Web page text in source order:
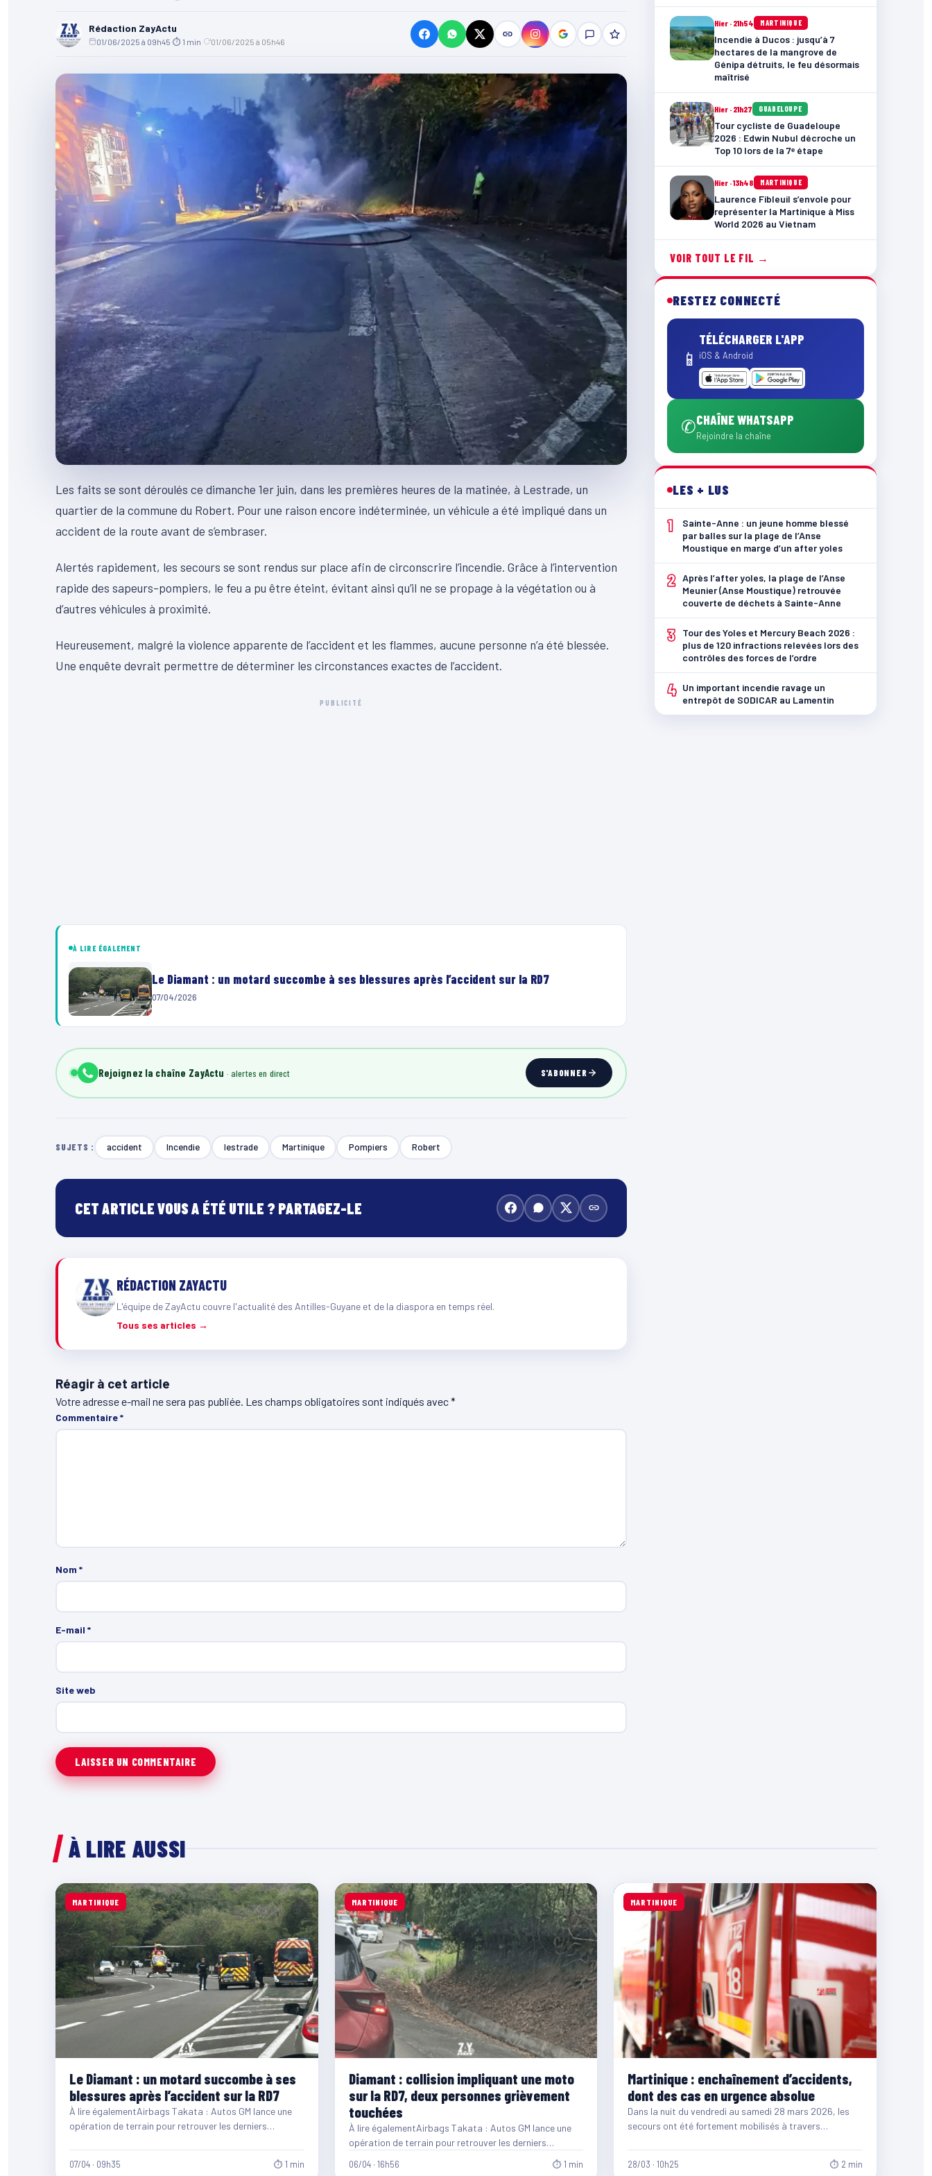
Rédaction ZayActu
01/06/2025 à 09h45 ⏱ 1 min 01/06/2025 à 05h46
Les faits se sont déroulés ce dimanche 1er juin, dans les premières heures de la matinée, à Lestrade, un
quartier de la commune du Robert. Pour une raison encore indéterminée, un véhicule a été impliqué dans un
accident de la route avant de s’embraser.
Alertés rapidement, les secours se sont rendus sur place afin de circonscrire l’incendie. Grâce à l’intervention
rapide des sapeurs-pompiers, le feu a pu être éteint, évitant ainsi qu’il ne se propage à la végétation ou à
d’autres véhicules à proximité.
Heureusement, malgré la violence apparente de l’accident et les flammes, aucune personne n’a été blessée.
Une enquête devrait permettre de déterminer les circonstances exactes de l’accident.
PUBLICITÉ
À LIRE ÉGALEMENT
Le Diamant : un motard succombe à ses blessures après l’accident sur la RD7
07/04/2026
Rejoignez la chaîne ZayActu S'ABONNER
SUJETS : accident Incendie lestrade Martinique Pompiers Robert
CET ARTICLE VOUS A ÉTÉ UTILE ? PARTAGEZ-LE
RÉDACTION ZAYACTU
L'équipe de ZayActu couvre l'actualité des Antilles-Guyane et de la diaspora en temps réel.
Tous ses articles →
Réagir à cet article
Votre adresse e-mail ne sera pas publiée. Les champs obligatoires sont indiqués avec*
Commentaire*
Nom *
E-mail *
Site web
Hier · 21h54 MARTINIQUE
Incendie à Ducos : jusqu’à 7
hectares de la mangrove de
Génipa détruits, le feu désormais
maîtrisé
Hier · 21h27 GUADELOUPE
Tour cycliste de Guadeloupe
2026 : Edwin Nubul décroche un
Top 10 lors de la 7ᵉ étape
Hier · 13h48 MARTINIQUE
Laurence Fibleuil s’envole pour
représenter la Martinique à Miss
World 2026 au Vietnam
VOIR TOUT LE FIL →
RESTEZ CONNECTÉ
📱
TÉLÉCHARGER L'APP
iOS & Android
✆CHAÎNE WHATSAPP
Rejoindre la chaîne
LES + LUS
1
Sainte-Anne : un jeune homme blessé
par balles sur la plage de l’Anse
Moustique en marge d’un after yoles
2 Après l’after yoles, la plage de l’Anse
Meunier (Anse Moustique) retrouvée
couverte de déchets à Sainte-Anne
3
Tour des Yoles et Mercury Beach 2026 :
plus de 120 infractions relevées lors des
contrôles des forces de l’ordre
4 Un important incendie ravage un
entrepôt de SODICAR au Lamentin
À LIRE AUSSI
MARTINIQUE
Le Diamant : un motard succombe à ses
blessures après l’accident sur la RD7
À lire égalementAirbags Takata : Autos GM lance une
opération de terrain pour retrouver les derniers
07/04 · 09h35 ⏱ 1 min
MARTINIQUE
Diamant : collision impliquant une moto
sur la RD7, deux personnes grièvement
touchées
À lire égalementAirbags Takata : Autos GM lance une
opération de terrain pour retrouver les derniers
06/04 · 16h56 ⏱ 1 min
MARTINIQUE
Martinique : enchaînement d’accidents,
dont des cas en urgence absolue
Dans la nuit du vendredi au samedi 28 mars 2026, les
secours ont été fortement mobilisés à travers…
28/03 · 10h25 ⏱ 2 min